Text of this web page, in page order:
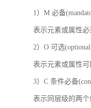
1）M 必备
表示元素或属性
2）O 可选
表示元素或属性
3）C 条件必备
表示同层级的两